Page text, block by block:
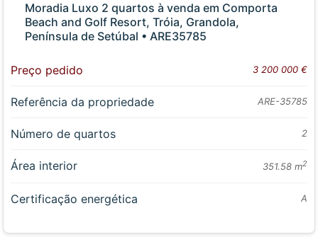
Moradia Luxo 2 quartos à venda em Comporta
Beach and Golf Resort, Tróia, Grandola,
Península de Setúbal • ARE35785
Preço pedido 3 200 000 €
Referência da propriedade ARE-35785
Número de quartos 2
Área interior 351.58 m2
Certificação energética A